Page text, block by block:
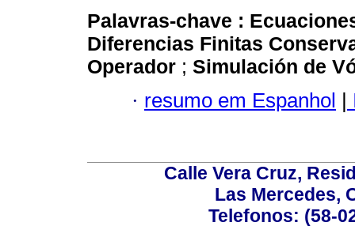
Palavras-chave :
Diferencias Finitas
Operador ; Simulación de
· resumo em Espanhol |
Calle Vera Cruz,
Las Mercedes,
Telefonos: (58-